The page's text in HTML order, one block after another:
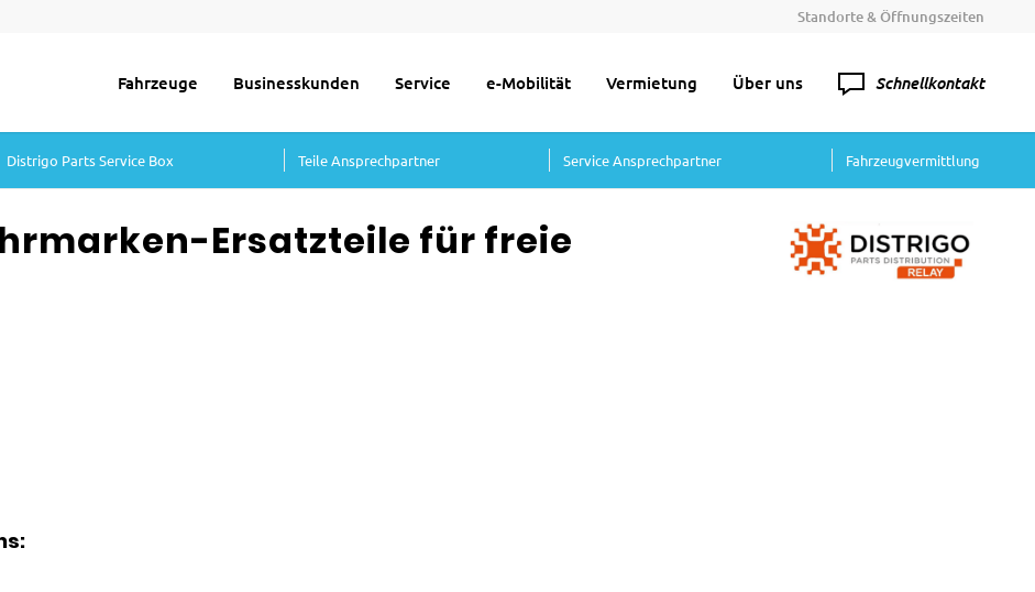
Standorte & Öffnungszeiten
Fahrzeuge Businesskunden Service e-Mobilität Vermietung Über uns Schnellkontakt
Distrigo Parts Service Box Teile Ansprechpartner Service Ansprechpartner Fahrzeugvermittlung
Ersatzteile für freie